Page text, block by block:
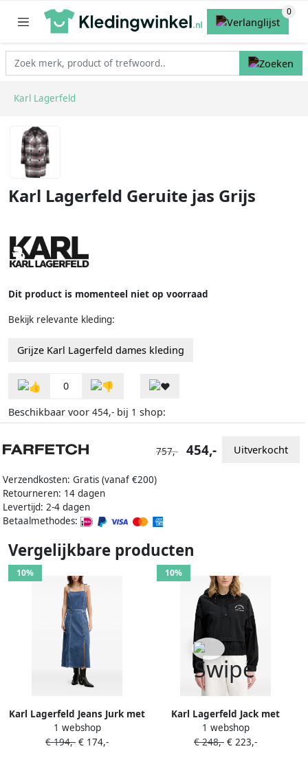
Karl Lagerfeld
Karl Lagerfeld Geruite jas Grijs
Dit product is momenteel niet op voorraad
Bekijk relevante kleding:
Grijze Karl Lagerfeld dames kleding
0
Beschikbaar voor 454,- bij 1 shop:
Verzendkosten: Gratis (vanaf €200)
Retourneren: 14 dagen
Levertijd: 2-4 dagen
Betaalmethodes:
757,- 454,- Uitverkocht
Vergelijkbare producten
10%
Karl Lagerfeld Jeans Jurk met
gestrikt bandje en split
Blauw
1 webshop
€ 194,- € 174,-
10%
Karl Lagerfeld Jack met
logoprint Zwart
1 webshop
€ 248,- € 223,-